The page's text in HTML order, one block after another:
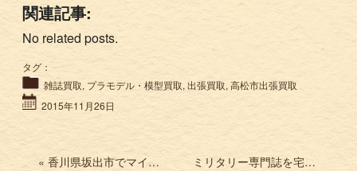
関連記事:
No related posts.
タグ：
雑誌買取, プラモデル・模型買取,出張買取,高松市出張買取
2015年11月26日
« 香川県坂出市でマイコンBASICマガジンなどを買取 ミリタリー専門誌を宅配買取 ウォーマシンレポート 月刊PANZERなど »